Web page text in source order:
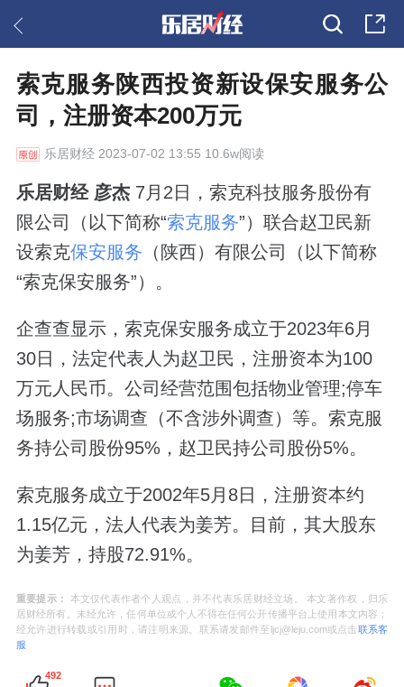
索克服务陕西投资新设保安服务公
司，注册资本200万元
乐居财经2023-07-02 13:55 10.6w阅读
乐居财经 彦杰7月2日，索克科技服务股份有
限公司（以下简称“索克服务”）联合赵卫民新
设索克保安服务 （陕西）有限公司（以下简称
“索克保安服务”）。
企查查显示，索克保安服务成立于2023年6月
30日，法定代表人为赵卫民，注册资本为100
万元人民币。公司经营范围包括物业管理;停车
场服务;市场调查（不含涉外调查）等。索克服
务持公司股份95%，赵卫民持公司股份5%。
索克服务成立于2002年5月8日，注册资本约
1.15亿元，法人代表为姜芳。目前，其大股东
为姜芳，持股72.91%。
重要提示：
本文仅代表作者个人观点，并不代表乐居财经立场。 本文著作权，归乐
居财经所有。未经允许，任何单位或个人不得在任何公开传播平台上使用本文内容；
经允许进行转载或引用时，请注明来源。联系请发邮件至ljcj@leju.com或点击联系客
服
492